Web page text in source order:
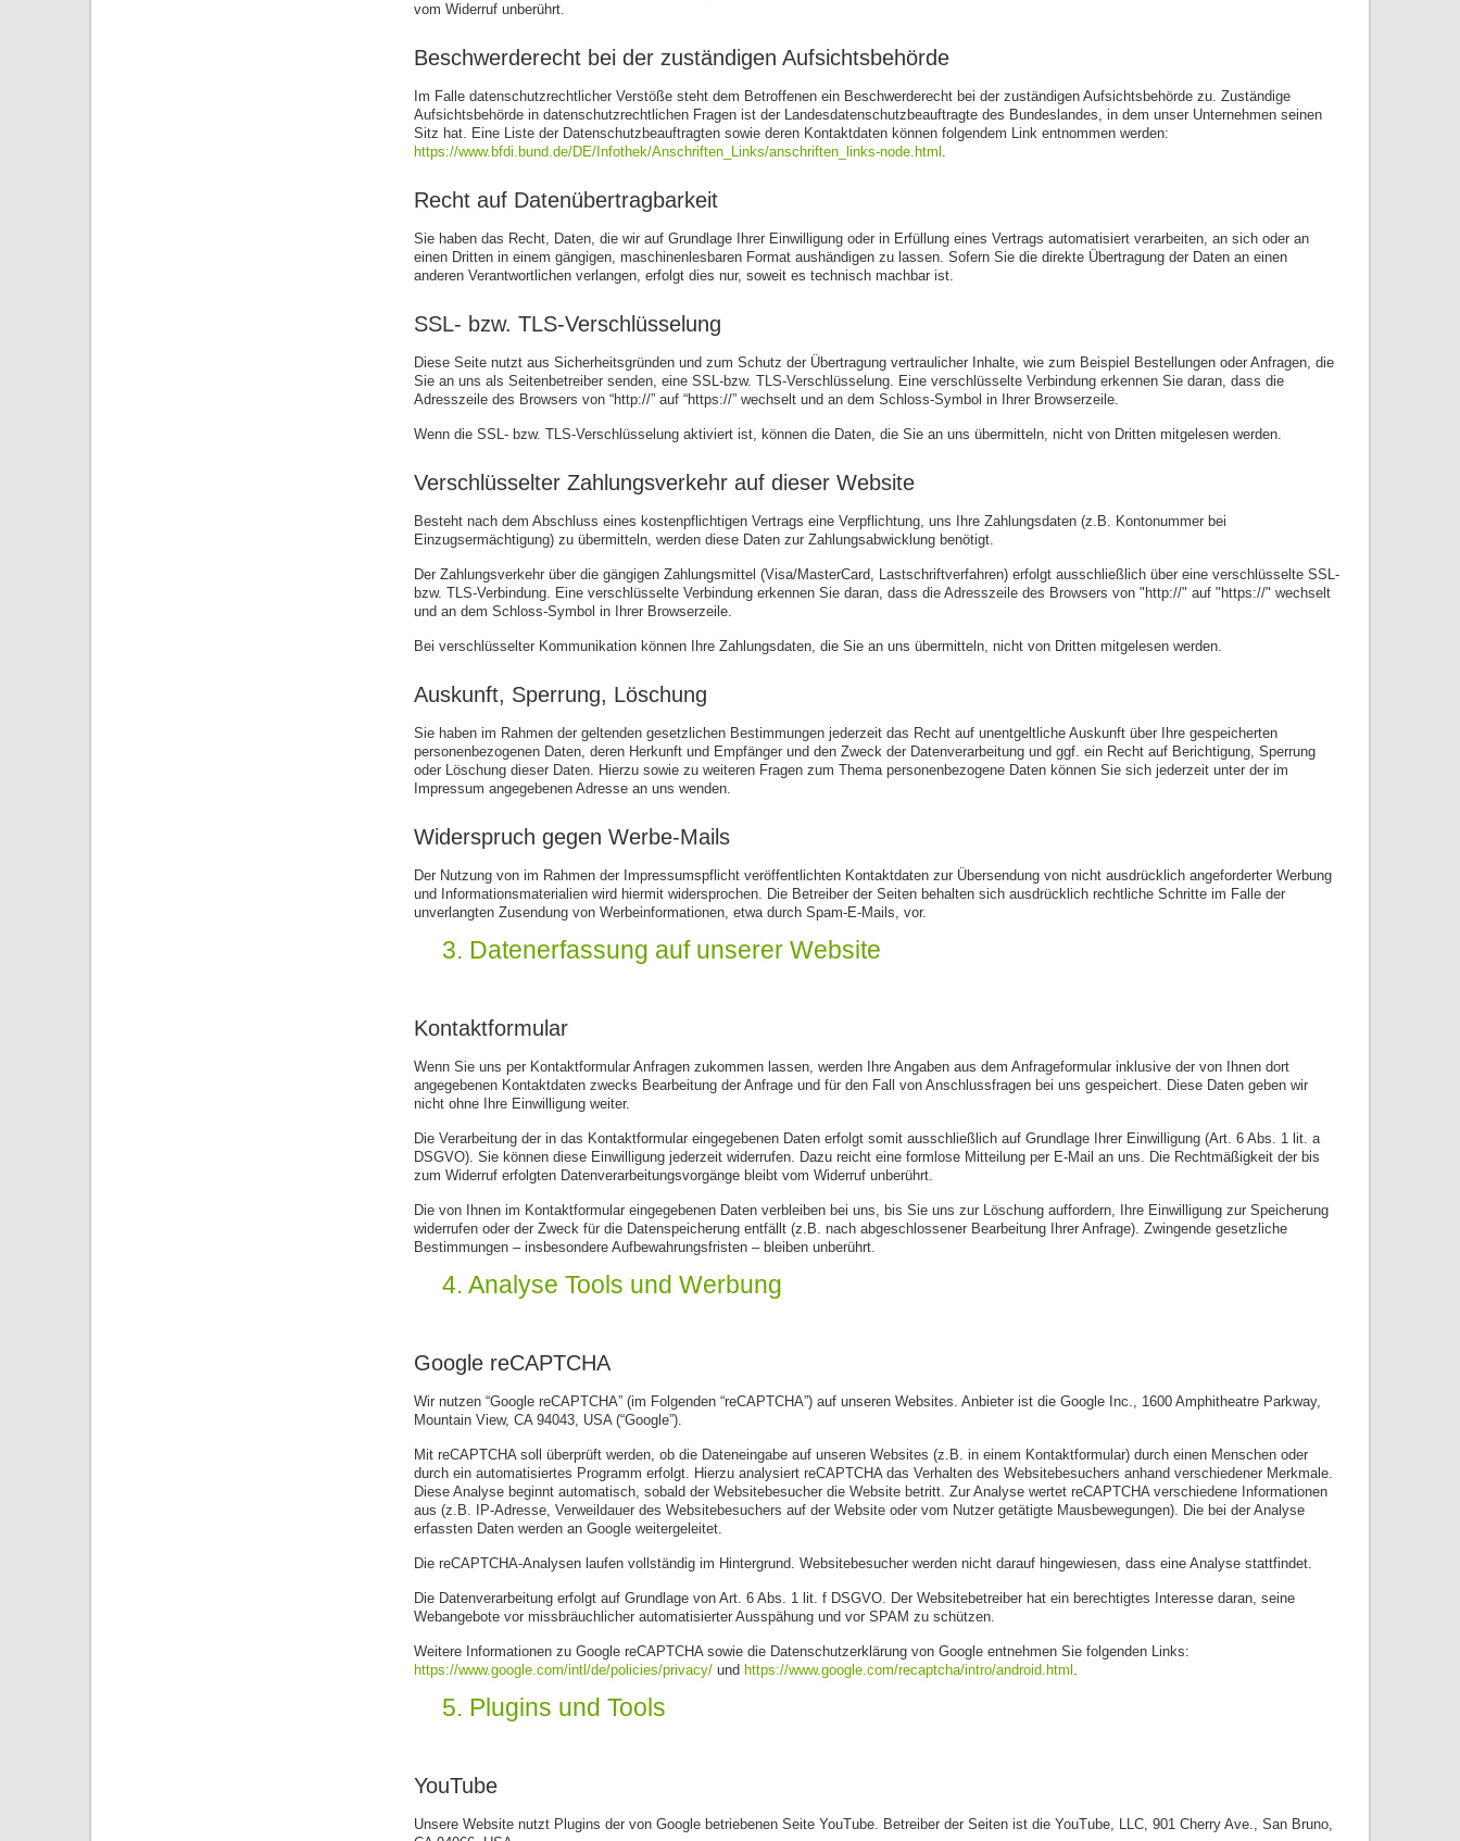
vom Widerruf unberührt.
Beschwerderecht bei der zuständigen Aufsichtsbehörde
Im Falle datenschutzrechtlicher Verstöße steht dem Betroffenen ein Beschwerderecht bei der zuständigen Aufsichtsbehörde zu. Zuständige
Aufsichtsbehörde in datenschutzrechtlichen Fragen ist der Landesdatenschutzbeauftragte des Bundeslandes, in dem unser Unternehmen seinen
Sitz hat. Eine Liste der Datenschutzbeauftragten sowie deren Kontaktdaten können folgendem Link entnommen werden:
https://www.bfdi.bund.de/DE/Infothek/Anschriften_Links/anschriften_links-node.html .
Recht auf Datenübertragbarkeit
Sie haben das Recht, Daten, die wir auf Grundlage Ihrer Einwilligung oder in Erfüllung eines Vertrags automatisiert verarbeiten, an sich oder an
einen Dritten in einem gängigen, maschinenlesbaren Format aushändigen zu lassen. Sofern Sie die direkte Übertragung der Daten an einen
anderen Verantwortlichen verlangen, erfolgt dies nur, soweit es technisch machbar ist.
SSL- bzw. TLS-Verschlüsselung
Diese Seite nutzt aus Sicherheitsgründen und zum Schutz der Übertragung vertraulicher Inhalte, wie zum Beispiel Bestellungen oder Anfragen, die
Sie an uns als Seitenbetreiber senden, eine SSL-bzw. TLS-Verschlüsselung. Eine verschlüsselte Verbindung erkennen Sie daran, dass die
Adresszeile des Browsers von “http://” auf “https://” wechselt und an dem Schloss-Symbol in Ihrer Browserzeile.
Wenn die SSL- bzw. TLS-Verschlüsselung aktiviert ist, können die Daten, die Sie an uns übermitteln, nicht von Dritten mitgelesen werden.
Verschlüsselter Zahlungsverkehr auf dieser Website
Besteht nach dem Abschluss eines kostenpflichtigen Vertrags eine Verpflichtung, uns Ihre Zahlungsdaten (z.B. Kontonummer bei
Einzugsermächtigung) zu übermitteln, werden diese Daten zur Zahlungsabwicklung benötigt.
Der Zahlungsverkehr über die gängigen Zahlungsmittel (Visa/MasterCard, Lastschriftverfahren) erfolgt ausschließlich über eine verschlüsselte SSL-
bzw. TLS-Verbindung. Eine verschlüsselte Verbindung erkennen Sie daran, dass die Adresszeile des Browsers von "http://" auf "https://" wechselt
und an dem Schloss-Symbol in Ihrer Browserzeile.
Bei verschlüsselter Kommunikation können Ihre Zahlungsdaten, die Sie an uns übermitteln, nicht von Dritten mitgelesen werden.
Auskunft, Sperrung, Löschung
Sie haben im Rahmen der geltenden gesetzlichen Bestimmungen jederzeit das Recht auf unentgeltliche Auskunft über Ihre gespeicherten
personenbezogenen Daten, deren Herkunft und Empfänger und den Zweck der Datenverarbeitung und ggf. ein Recht auf Berichtigung, Sperrung
oder Löschung dieser Daten. Hierzu sowie zu weiteren Fragen zum Thema personenbezogene Daten können Sie sich jederzeit unter der im
Impressum angegebenen Adresse an uns wenden.
Widerspruch gegen Werbe-Mails
Der Nutzung von im Rahmen der Impressumspflicht veröffentlichten Kontaktdaten zur Übersendung von nicht ausdrücklich angeforderter Werbung
und Informationsmaterialien wird hiermit widersprochen. Die Betreiber der Seiten behalten sich ausdrücklich rechtliche Schritte im Falle der
unverlangten Zusendung von Werbeinformationen, etwa durch Spam-E-Mails, vor.
3. Datenerfassung auf unserer Website
Kontaktformular
Wenn Sie uns per Kontaktformular Anfragen zukommen lassen, werden Ihre Angaben aus dem Anfrageformular inklusive der von Ihnen dort
angegebenen Kontaktdaten zwecks Bearbeitung der Anfrage und für den Fall von Anschlussfragen bei uns gespeichert. Diese Daten geben wir
nicht ohne Ihre Einwilligung weiter.
Die Verarbeitung der in das Kontaktformular eingegebenen Daten erfolgt somit ausschließlich auf Grundlage Ihrer Einwilligung (Art. 6 Abs. 1 lit. a
DSGVO). Sie können diese Einwilligung jederzeit widerrufen. Dazu reicht eine formlose Mitteilung per E-Mail an uns. Die Rechtmäßigkeit der bis
zum Widerruf erfolgten Datenverarbeitungsvorgänge bleibt vom Widerruf unberührt.
Die von Ihnen im Kontaktformular eingegebenen Daten verbleiben bei uns, bis Sie uns zur Löschung auffordern, Ihre Einwilligung zur Speicherung
widerrufen oder der Zweck für die Datenspeicherung entfällt (z.B. nach abgeschlossener Bearbeitung Ihrer Anfrage). Zwingende gesetzliche
Bestimmungen – insbesondere Aufbewahrungsfristen – bleiben unberührt.
4. Analyse Tools und Werbung
Google reCAPTCHA
Wir nutzen “Google reCAPTCHA” (im Folgenden “reCAPTCHA”) auf unseren Websites. Anbieter ist die Google Inc., 1600 Amphitheatre Parkway,
Mountain View, CA 94043, USA (“Google”).
Mit reCAPTCHA soll überprüft werden, ob die Dateneingabe auf unseren Websites (z.B. in einem Kontaktformular) durch einen Menschen oder
durch ein automatisiertes Programm erfolgt. Hierzu analysiert reCAPTCHA das Verhalten des Websitebesuchers anhand verschiedener Merkmale.
Diese Analyse beginnt automatisch, sobald der Websitebesucher die Website betritt. Zur Analyse wertet reCAPTCHA verschiedene Informationen
aus (z.B. IP-Adresse, Verweildauer des Websitebesuchers auf der Website oder vom Nutzer getätigte Mausbewegungen). Die bei der Analyse
erfassten Daten werden an Google weitergeleitet.
Die reCAPTCHA-Analysen laufen vollständig im Hintergrund. Websitebesucher werden nicht darauf hingewiesen, dass eine Analyse stattfindet.
Die Datenverarbeitung erfolgt auf Grundlage von Art. 6 Abs. 1 lit. f DSGVO. Der Websitebetreiber hat ein berechtigtes Interesse daran, seine
Webangebote vor missbräuchlicher automatisierter Ausspähung und vor SPAM zu schützen.
Weitere Informationen zu Google reCAPTCHA sowie die Datenschutzerklärung von Google entnehmen Sie folgenden Links:
https://www.google.com/intl/de/policies/privacy/ und https://www.google.com/recaptcha/intro/android.html .
5. Plugins und Tools
YouTube
Unsere Website nutzt Plugins der von Google betriebenen Seite YouTube. Betreiber der Seiten ist die YouTube, LLC, 901 Cherry Ave., San Bruno,